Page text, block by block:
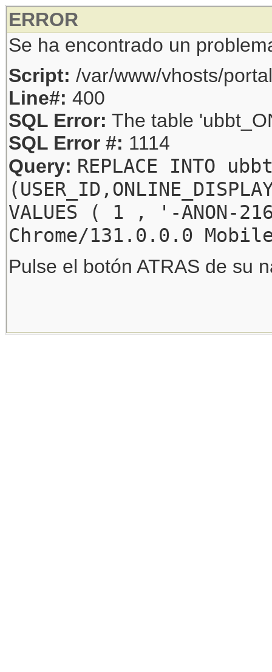
ERROR
Se ha encontrado un
Script: /var/www/vhosts/
Line#: 400
SQL Error: The table
SQL Error #: 1114
Query: REPLACE INTO
VALUES ( 1 , '-
Chrome/131.0.0.0
Pulse el botón ATRAS de su